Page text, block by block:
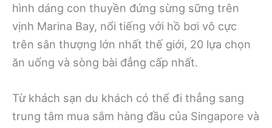
hình dáng con thuyền đứng sừng sững trên
vịnh Marina Bay, nổi tiếng với hồ bơi vô cực
trên sân thượng lớn nhất thế giới, 20 lựa chọn
ăn uống và sòng bài đẳng cấp nhất.
Từ khách sạn du khách có thể đi thẳng sang
trung tâm mua sắm hàng đầu của Singapore và